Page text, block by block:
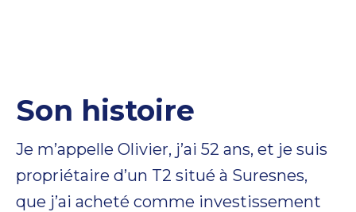
Son histoire
Je m’appelle Olivier, j’ai 52 ans, et je suis
propriétaire d’un T2 situé à Suresnes,
que j’ai acheté comme investissement